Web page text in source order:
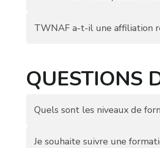
TWNAF a-t-il une affiliation
QUESTIONS
Quels sont les niveaux de
Je souhaite suivre une